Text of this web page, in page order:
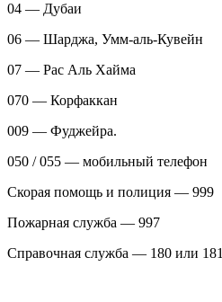
04 — Дубаи
06 — Шарджа, Умм-аль-Кувейн
07 — Рас Аль Хайма
070 — Корфаккан
009 — Фуджейра.
050 / 055 — мобильный телефон
Скорая помощь и полиция — 999
Пожарная служба — 997
Справочная служба — 180 или 181